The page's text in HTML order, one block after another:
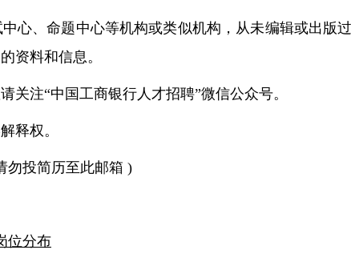
心、命题中心等机构或类似机构，从未编辑或出版
资料和信息。
关注“中国工商银行人才招聘”微信公众号。
释权。
勿投简历至此邮箱 )
位分布